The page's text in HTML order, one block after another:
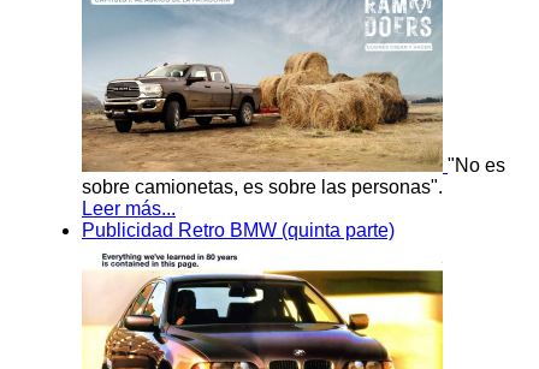
"No es
sobre camionetas, es sobre las personas".
Leer más...
Publicidad Retro BMW (quinta parte)